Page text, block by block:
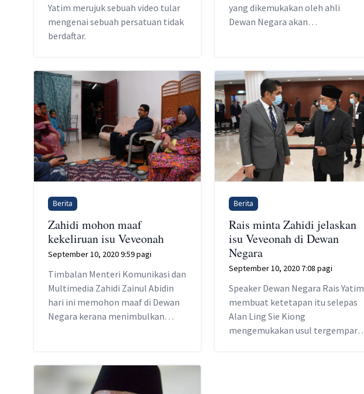
Yatim merujuk sebuah video tular
mengenai sebuah persatuan tidak
berdaftar.
yang dikemukakan oleh ahli
Dewan Negara akan
Berita
Zahidi mohon maaf
kekeliruan isu Veveonah
September 10, 2020 9:59 pagi
Timbalan Menteri Komunikasi dan
Multimedia Zahidi Zainul Abidin
hari ini memohon maaf di Dewan
Negara kerana menimbulkan
Sabah, Veveonah Mosibin. “Saya
ingin memohon maaf, dengan
Berita
Rais minta Zahidi jelaskan
isu Veveonah di Dewan
Negara
September 10, 2020 7:08 pagi
Speaker Dewan Negara Rais Yatim
membuat ketetapan itu selepas
Alan Ling Sie Kiong
mengemukakan usul tergempar